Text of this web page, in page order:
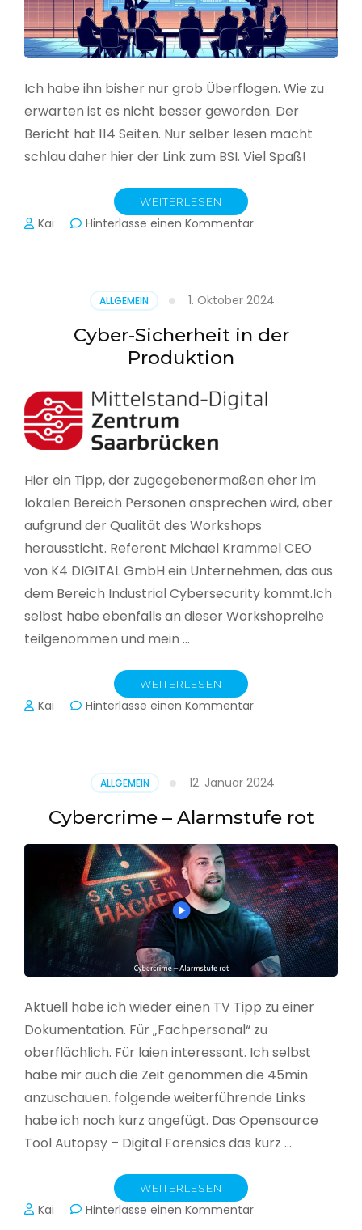
Ich habe ihn bisher nur grob Überflogen. Wie zu
erwarten ist es nicht besser geworden. Der
Bericht hat 114 Seiten. Nur selber lesen macht
schlau daher hier der Link zum BSI. Viel Spaß!
WEITERLESEN
Kai Hinterlasse einen Kommentarzu
seinen
Lagebericht
zur
in
Deutschland
ALLGEMEIN 1. Oktober 2024
Cyber-Sicherheit in der
Produktion
Hier ein Tipp, der zugegebenermaßen eher im
lokalen Bereich Personen ansprechen wird, aber
aufgrund der Qualität des Workshops
heraussticht. Referent Michael Krammel CEO
von K4 DIGITAL GmbH ein Unternehmen, das aus
dem Bereich Industrial Cybersecurity kommt.Ich
selbst habe ebenfalls an dieser Workshopreihe
teilgenommen und mein …
WEITERLESEN
Kai Hinterlasse einen Kommentarzu
Produktion
ALLGEMEIN 12. Januar 2024
Cybercrime – Alarmstufe rot
Aktuell habe ich wieder einen TV Tipp zu einer
Dokumentation. Für „Fachpersonal“ zu
oberflächlich. Für laien interessant. Ich selbst
habe mir auch die Zeit genommen die 45min
anzuschauen. folgende weiterführende Links
habe ich noch kurz angefügt. Das Opensource
Tool Autopsy – Digital Forensics das kurz …
WEITERLESEN
Kai Hinterlasse einen Kommentarzu